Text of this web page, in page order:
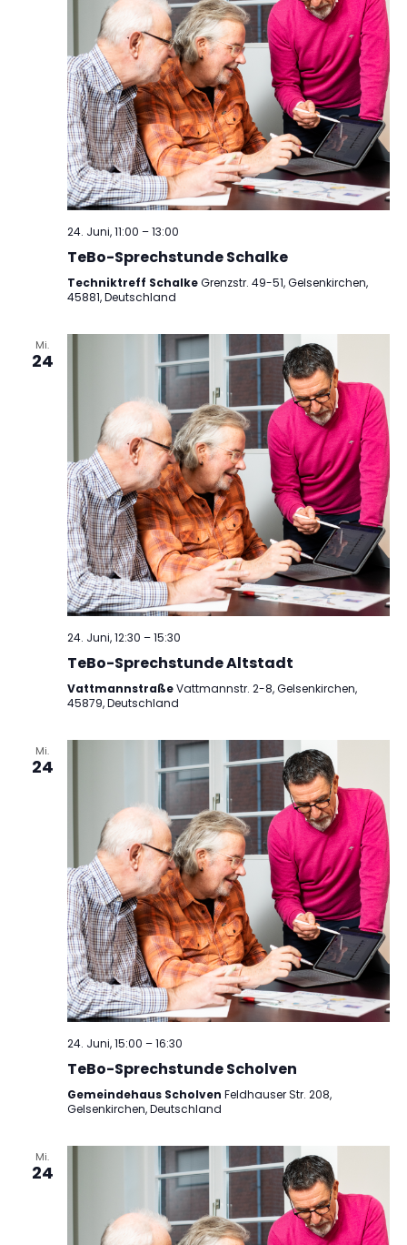
24. Juni, 11:00 –13:00
TeBo-Sprechstunde Schalke
Techniktreff SchalkeGrenzstr. 49-51, Gelsenkirchen,
45881, Deutschland
Mi.
24
24. Juni, 12:30 –15:30
TeBo-Sprechstunde Altstadt
VattmannstraßeVattmannstr. 2-8, Gelsenkirchen,
45879, Deutschland
Mi.
24
24. Juni, 15:00 –16:30
TeBo-Sprechstunde Scholven
Gemeindehaus Scholven Feldhauser Str. 208,
Gelsenkirchen, Deutschland
Mi.
24